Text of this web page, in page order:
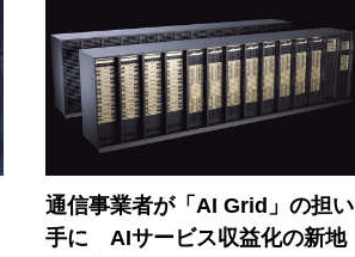
通信事業者が「AI Grid」の担い
手に AIサービス収益化の新地